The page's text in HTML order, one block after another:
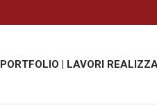
PORTFOLIO | LAVORI